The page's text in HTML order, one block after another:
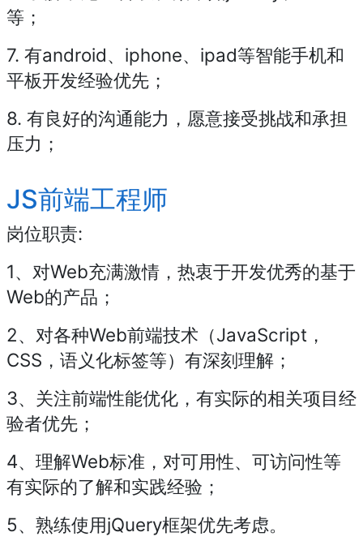
等；
7. 有android、iphone、ipad等智能手机和
平板开发经验优先；
8. 有良好的沟通能力，愿意接受挑战和承担
压力；
JS前端工程师
岗位职责:
1、对Web充满激情，热衷于开发优秀的基于
Web的产品；
2、对各种Web前端技术（JavaScript，
CSS，语义化标签等）有深刻理解；
3、关注前端性能优化，有实际的相关项目经
验者优先；
4、理解Web标准，对可用性、可访问性等
有实际的了解和实践经验；
5、熟练使用jQuery框架优先考虑。